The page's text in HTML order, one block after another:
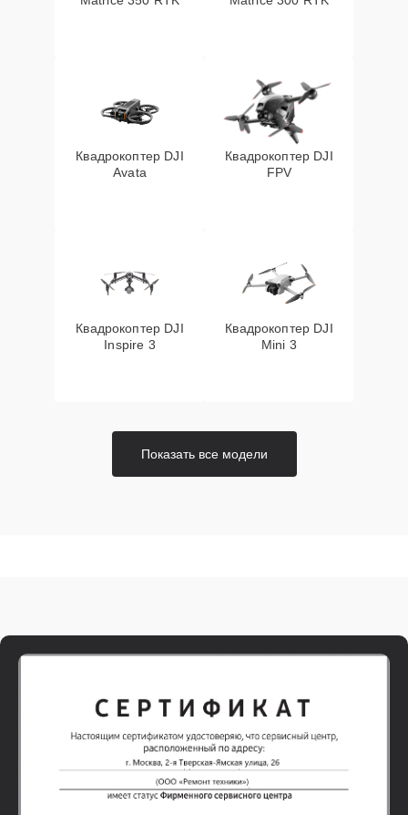
Квадрокоптер DJI
Avata
Квадрокоптер DJI
FPV
Квадрокоптер DJI
Inspire 3
Квадрокоптер DJI
Mini 3
Показать все модели